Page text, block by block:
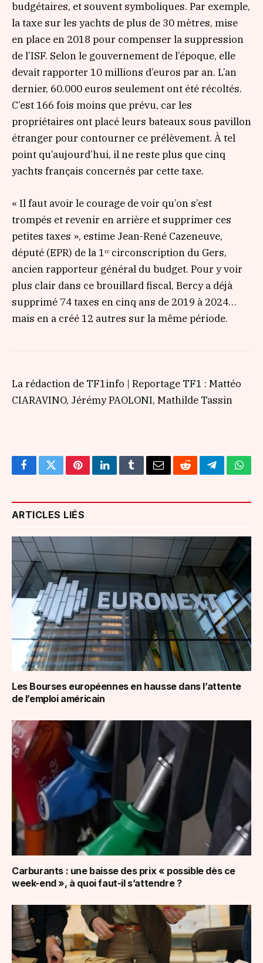
budgétaires, et souvent symboliques. Par exemple,
la taxe sur les yachts de plus de 30 mètres, mise
en place en 2018 pour compenser la suppression
de l’ISF. Selon le gouvernement de l’époque, elle
devait rapporter 10 millions d’euros par an. L’an
dernier, 60.000 euros seulement ont été récoltés.
C’est 166 fois moins que prévu, car les
propriétaires ont placé leurs bateaux sous pavillon
étranger pour contourner ce prélèvement. À tel
point qu’aujourd’hui, il ne reste plus que cinq
yachts français concernés par cette taxe.
« Il faut avoir le courage de voir qu’on s’est
trompés et revenir en arrière et supprimer ces
petites taxes », estime Jean-René Cazeneuve,
député (EPR) de la 1ʳᵉ circonscription du Gers,
ancien rapporteur général du budget. Pour y voir
plus clair dans ce brouillard fiscal, Bercy a déjà
supprimé 74 taxes en cinq ans de 2019 à 2024…
mais en a créé 12 autres sur la même période.
La rédaction de TF1info | Reportage TF1 : Mattéo
CIARAVINO, Jérémy PAOLONI, Mathilde Tassin
FacebookTwitterPinterestLinkedInTumblrEmailRedditTelegram
ARTICLES LIÉS
Les Bourses européennes en hausse dans l’attente
de l’emploi américain
Carburants : une baisse des prix « possible dès ce
week-end », à quoi faut-il s’attendre ?